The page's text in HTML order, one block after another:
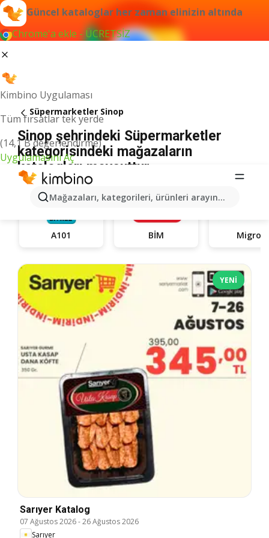
Güncel kataloglar her zaman elinizin altında
Chrome'a ekle - ÜCRETSİZ
Kimbino Uygulaması
Tüm fırsatlar tek yerde
(14,1 B değerlendirme)
Uygulamasını Aç
Mağazaları, kategorileri, ürünleri arayın...
Süpermarketler Sinop
Sinop şehrindeki Süpermarketler
kategorisindeki mağazaların
katalogları mevcuttur
A101 BİM Migros
YENI
Sarıyer Katalog
07 Ağustos 2026-26 Ağustos 2026
Sarıyer